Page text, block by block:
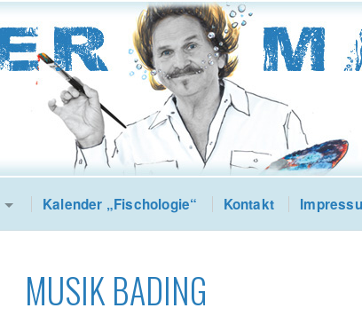
Kalender „Fischologie“ Kontakt
MUSIK BADING